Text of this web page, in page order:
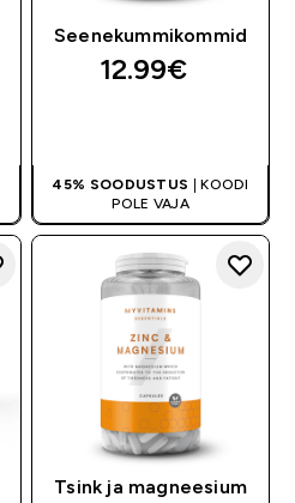
Seenekummikommid
12.99€‎
45% SOODUSTUS | KOODI
POLE VAJA
Tsink ja magneesium